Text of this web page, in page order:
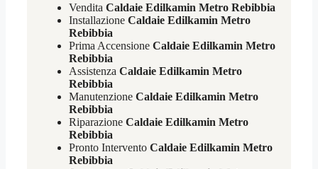
Vendita Caldaie Edilkamin Metro Rebibbia
Installazione Caldaie Edilkamin Metro
Rebibbia
Prima Accensione Caldaie Edilkamin Metro
Rebibbia
Assistenza Caldaie Edilkamin Metro
Rebibbia
Manutenzione Caldaie Edilkamin Metro
Rebibbia
Riparazione Caldaie Edilkamin Metro
Rebibbia
Pronto Intervento Caldaie Edilkamin Metro
Rebibbia